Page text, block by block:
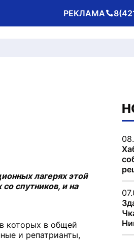
РЕКЛАМА
Телефон
лагерях этой
спутников, и на
которых в общей
и репатрианты,